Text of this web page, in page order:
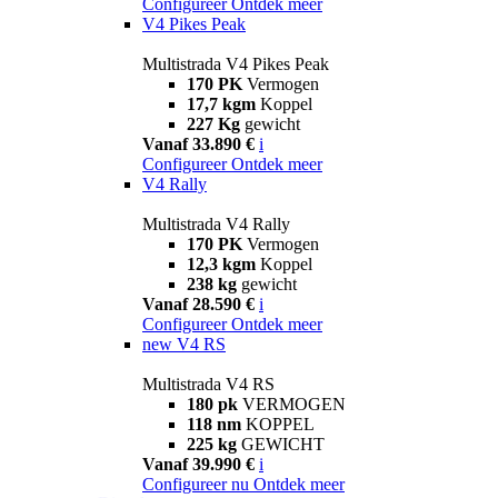
V4 Pikes Peak
Multistrada V4 Pikes Peak
170 PK Vermogen
17,7 kgm Koppel
227 Kg gewicht
Vanaf 33.890 € i
Configureer Ontdek meer
V4 Rally
Multistrada V4 Rally
170 PK Vermogen
12,3 kgm Koppel
238 kg gewicht
Vanaf 28.590 € i
Configureer Ontdek meer
new V4 RS
Multistrada V4 RS
180 pk VERMOGEN
118 nm KOPPEL
225 kg GEWICHT
Vanaf 39.990 € i
Configureer nu Ontdek meer